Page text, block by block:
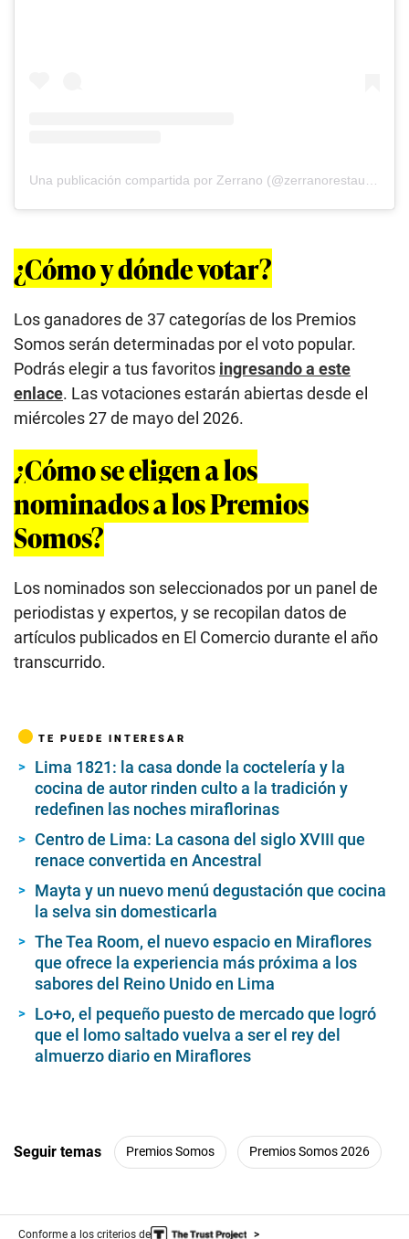
Una publicación compartida por Zerrano (@zerranorestaurante)
¿Cómo y dónde votar?
Los ganadores de 37 categorías de los Premios
Somos serán determinadas por el voto popular.
Podrás elegir a tus favoritos ingresando a este
enlace. Las votaciones estarán abiertas desde el
miércoles 27 de mayo del 2026.
¿Cómo se eligen a los
nominados a los Premios
Somos?
Los nominados son seleccionados por un panel de
periodistas y expertos, y se recopilan datos de
artículos publicados en El Comercio durante el año
transcurrido.
TE PUEDE INTERESAR
Lima 1821: la casa donde la coctelería y la
cocina de autor rinden culto a la tradición y
redefinen las noches miraflorinas
Centro de Lima: La casona del siglo XVIII que
renace convertida en Ancestral
Mayta y un nuevo menú degustación que cocina
la selva sin domesticarla
The Tea Room, el nuevo espacio en Miraflores
que ofrece la experiencia más próxima a los
sabores del Reino Unido en Lima
Lo+o, el pequeño puesto de mercado que logró
que el lomo saltado vuelva a ser el rey del
almuerzo diario en Miraflores
Seguir temas Premios Somos Premios Somos 2026
Conforme a los criterios de